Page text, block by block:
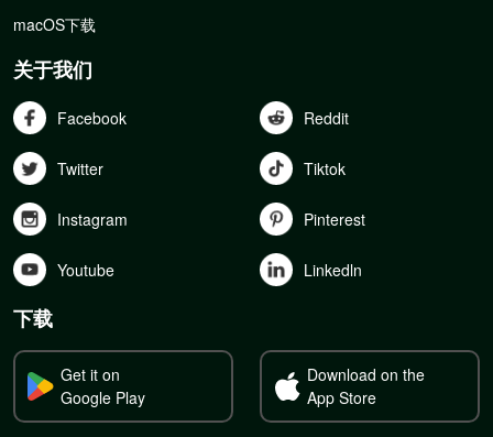
macOS下载
关于我们
Facebook Reddit
Twitter Tiktok
Instagram Pinterest
Youtube Linkedln
下载
Get it on
Google Play
Download on the
App Store